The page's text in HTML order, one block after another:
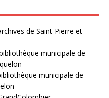
de Saint-Pierre et
municipale de
municipale de